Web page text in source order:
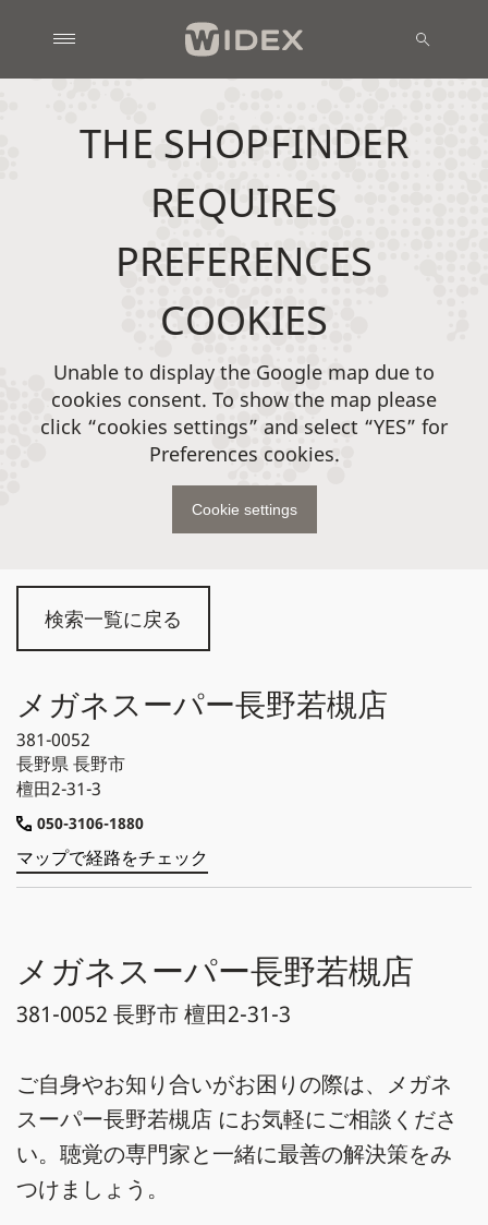
検索一覧に戻る
メガネスーパー長野若槻店
381-0052
長野県長野市
檀田2-31-3
050-3106-1880
マップで経路をチェック
メガネスーパー長野若槻店
381-0052 長野市 檀田2-31-3
ご自身やお知り合いがお困りの際は、メガネ
スーパー長野若槻店 にお気軽にご相談くださ
い。聴覚の専門家と一緒に最善の解決策をみ
つけましょう。
THE SHOPFINDER
REQUIRES
PREFERENCES
COOKIES
Unable to display the Google map due to
cookies consent. To show the map please
click “cookies settings” and select “YES” for
Preferences cookies.
Cookie settings